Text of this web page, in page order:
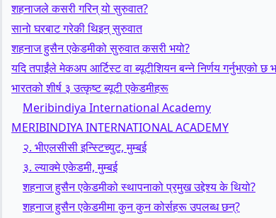
शहनाजले कसरी गरिन् यो सुरुवात?
सानो घरबाट गरेकी थिइन् सुरुवात
शहनाज हुसैन एकेडमीको सुरुवात कसरी भयो?
यदि तपाईंले मेकअप आर्टिस्ट वा ब्यूटीशियन बन्ने निर्णय गर्नुभएको छ
भारतको शीर्ष ३ उत्कृष्ट ब्यूटी एकेडमीहरू
Meribindiya International Academy
MERIBINDIYA INTERNATIONAL ACADEMY
२. भीएलसीसी इन्स्टिच्युट, मुम्बई
३. ल्याक्मे एकेडमी, मुम्बई
शहनाज हुसैन एकेडमीको स्थापनाको प्रमुख उद्देश्य के थियो?
शहनाज हुसैन एकेडमीमा कुन कुन कोर्सहरू उपलब्ध छन्?